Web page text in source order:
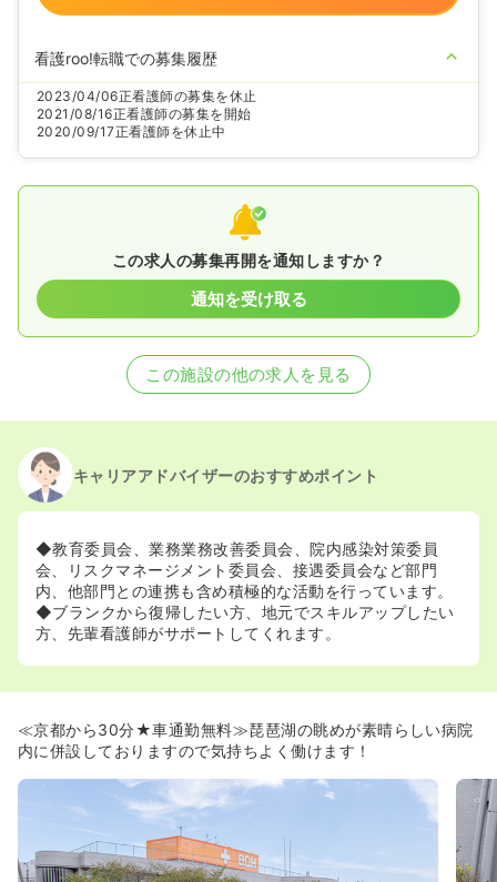
看護roo!転職での募集履歴
2023/04/06正看護師の募集を休止
2021/08/16正看護師の募集を開始
2020/09/17正看護師を休止中
この求人の募集再開を通知しますか？
通知を受け取る
この施設の他の求人を見る
キャリアアドバイザーのおすすめポイント
◆教育委員会、業務業務改善委員会、院内感染対策委員
会、リスクマネージメント委員会、接遇委員会など部門
内、他部門との連携も含め積極的な活動を行っています。
◆ブランクから復帰したい方、地元でスキルアップしたい
方、先輩看護師がサポートしてくれます。
≪京都から30分★車通勤無料≫琵琶湖の眺めが素晴らしい病院
内に併設しておりますので気持ちよく働けます！